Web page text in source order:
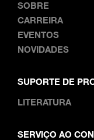
SOBRE
CARREIRA
EVENTOS
NOVIDADES
SUPORTE DE
LITERATURA
SERVIÇO AO